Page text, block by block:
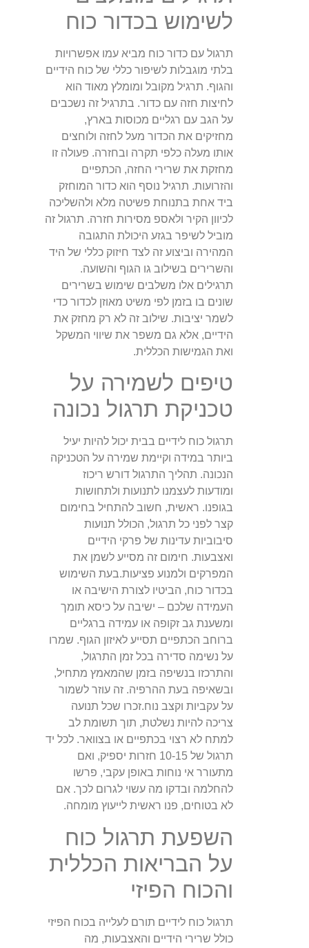
לשימוש בכדור כוח
תרגול עם כדור כוח מביא עמו אפשרויות
בלתי מוגבלות לשיפור כללי של כוח הידיים
והגוף. תרגיל מקובל ומומלץ מאוד הוא
לחיצות חזה עם כדור. בתרגיל זה נשכבים
על הגב עם רגליים מכוסות בארץ,
מחזיקים את הכדור מעל לחזה ולוחצים
אותו מעלה כלפי תקרה ובחזרה. פעולה זו
מחזקת את שרירי החזה, הכתפיים
והזרועות. תרגיל נוסף הוא כדור המוחזק
ביד אחת בתנוחת פשיטה מלא ולהשליכה
לכיוון הקיר ולאספ מסירות חזרה. תרגול זה
מוביל לשיפר בגזע היכולת התגובה
המהירה וביצוע זה לצד חיזוק כללי של היד
והשרירים בשילוב גו הגוף והשועה.
תרגילים אלו משלבים שימוש בשרירים
שונים בו בזמן לפי משיט מאוזן לכדור כדי
לשמר יציבות. שילוב זה לא רק מחזק את
הידיים, אלא גם משפר את שיווי המשקל
ואת הגמישות הכללית.
טיפים לשמירה על
טכניקת תרגול נכונה
תרגול כוח לידיים בבית יכול להיות יעיל
ביותר במידה וקיימת שמירה על הטכניקה
הנכונה. תהליך התרגול דורש ריכוז
ומודעות לעצמנו לתנועות ולתחושות
בגופנו. ראשית, חשוב להתחיל בחימום
קצר לפני כל תרגול, הכולל תנועות
סיבוביות עדינות של פרקי הידיים
ואצבעות. חימום זה מסייע לשמן את
המפרקים ולמנוע פציעות.בעת השימוש
בכדור כוח, הביטיו לצורת הישיבה או
העמידה שלכם – ישיבה על כיסא תומך
ומשענת גב זקופה או עמידה ברגליים
ברוחב הכתפיים תסייע לאיזון הגוף. שמרו
על נשימה סדירה בכל זמן התרגול,
והתרכזו בנשיפה בזמן שהמאמץ מתחיל,
ובשאיפה בעת ההרפיה. זה עוזר לשמור
על עקביות וקצב נוח.זכרו שכל תנועה
צריכה להיות נשלטת, תוך תשומת לב
למתח לא רצוי בכתפיים או בצוואר. לכל יד
תרגול של 10-15 חזרות יספיק, ואם
מתעורר אי נוחות באופן עקבי, פרשו
להחלמה ובדקו מה עשוי לגרום לכך. אם
לא בטוחים, פנו ראשית לייעוץ מומחה.
השפעת תרגול כוח
על הבריאות הכללית
והכוח הפיזי
תרגול כוח לידיים תורם לעלייה בכוח הפיזי
כולל שרירי הידיים והאצבעות, מה